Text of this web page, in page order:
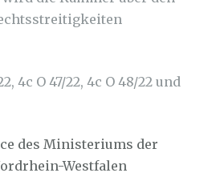
4c O 47/22, 4c O 48/22 und
des Ministeriums der
Westfalen